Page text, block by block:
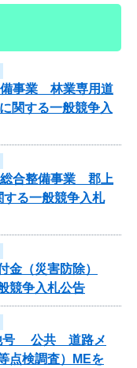
備事業 林業専用道
関する一般競争入
総合整備事業 郡上
る一般競争入札
金（災害防除）
競争入札公告
他号 公共 道路メ
点検調査）MEを